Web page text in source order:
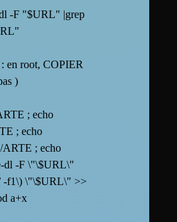
-F "$URL" |grep
: en root, COPIER
)
; echo
; echo
; echo
dl -F \"\$URL\"
-f1\) \"\$URL\" >>
a+x